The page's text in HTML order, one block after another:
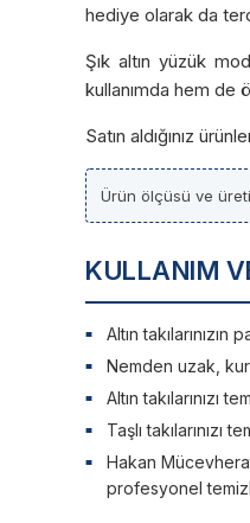
hediye olarak da
Şık altın yüzük
kullanımda hem de
Satın aldığınız
Ürün ölçüsü ve
KULLANIM
Altın
Nemden uzak,
Altın takılarınızı
Taşlı
Hakan
profesyonel